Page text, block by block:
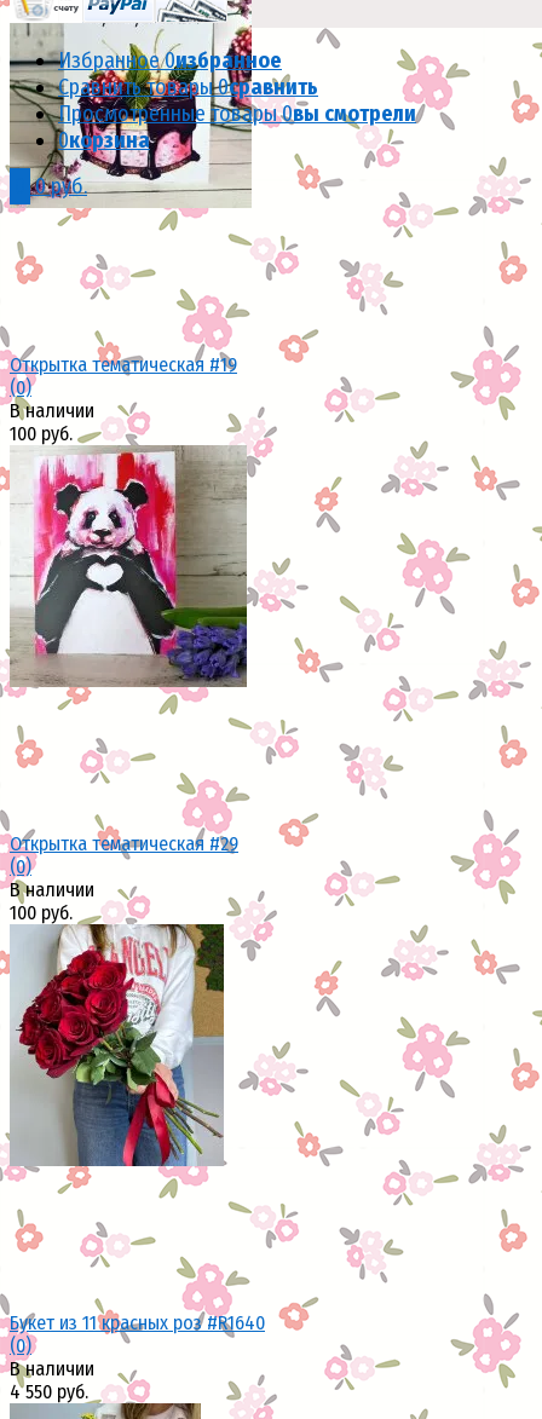
избранное сравнить
избранное сравнить
Открытка тематическая #19
(0)
В наличии
100 руб.
избранное сравнить
Открытка тематическая #29
(0)
В наличии
100 руб.
Букет из 11 красных роз #R1640
(0)
В наличии
4 550 руб.
Избранное0избранное
Сравнить товары0сравнить
Просмотренные товары0вы смотрели
0корзина
0 руб.